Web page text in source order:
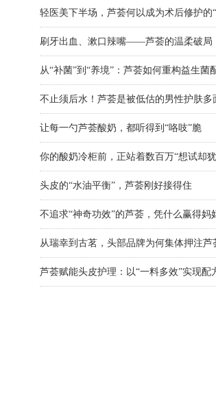
刷牙出血、漱口辣嘴——芦荟的温柔破局
从“补菌”到“养境”：芦荟如何重构益生菌
不止须后水！芦荟是被低估的男性护肤多
让每一勺芦荟酸奶，都听得到“咯吱”脆
你的酸奶冷柜前，正站着数百万“想试却
头皮的“水油平衡”，芦荟刚好接得住
不追求“神奇功效”的芦荟，凭什么赢得妈
从瑞幸到古茗，头部品牌为何集体押注芦
一瓶好饮料背后的“隐形冠军”